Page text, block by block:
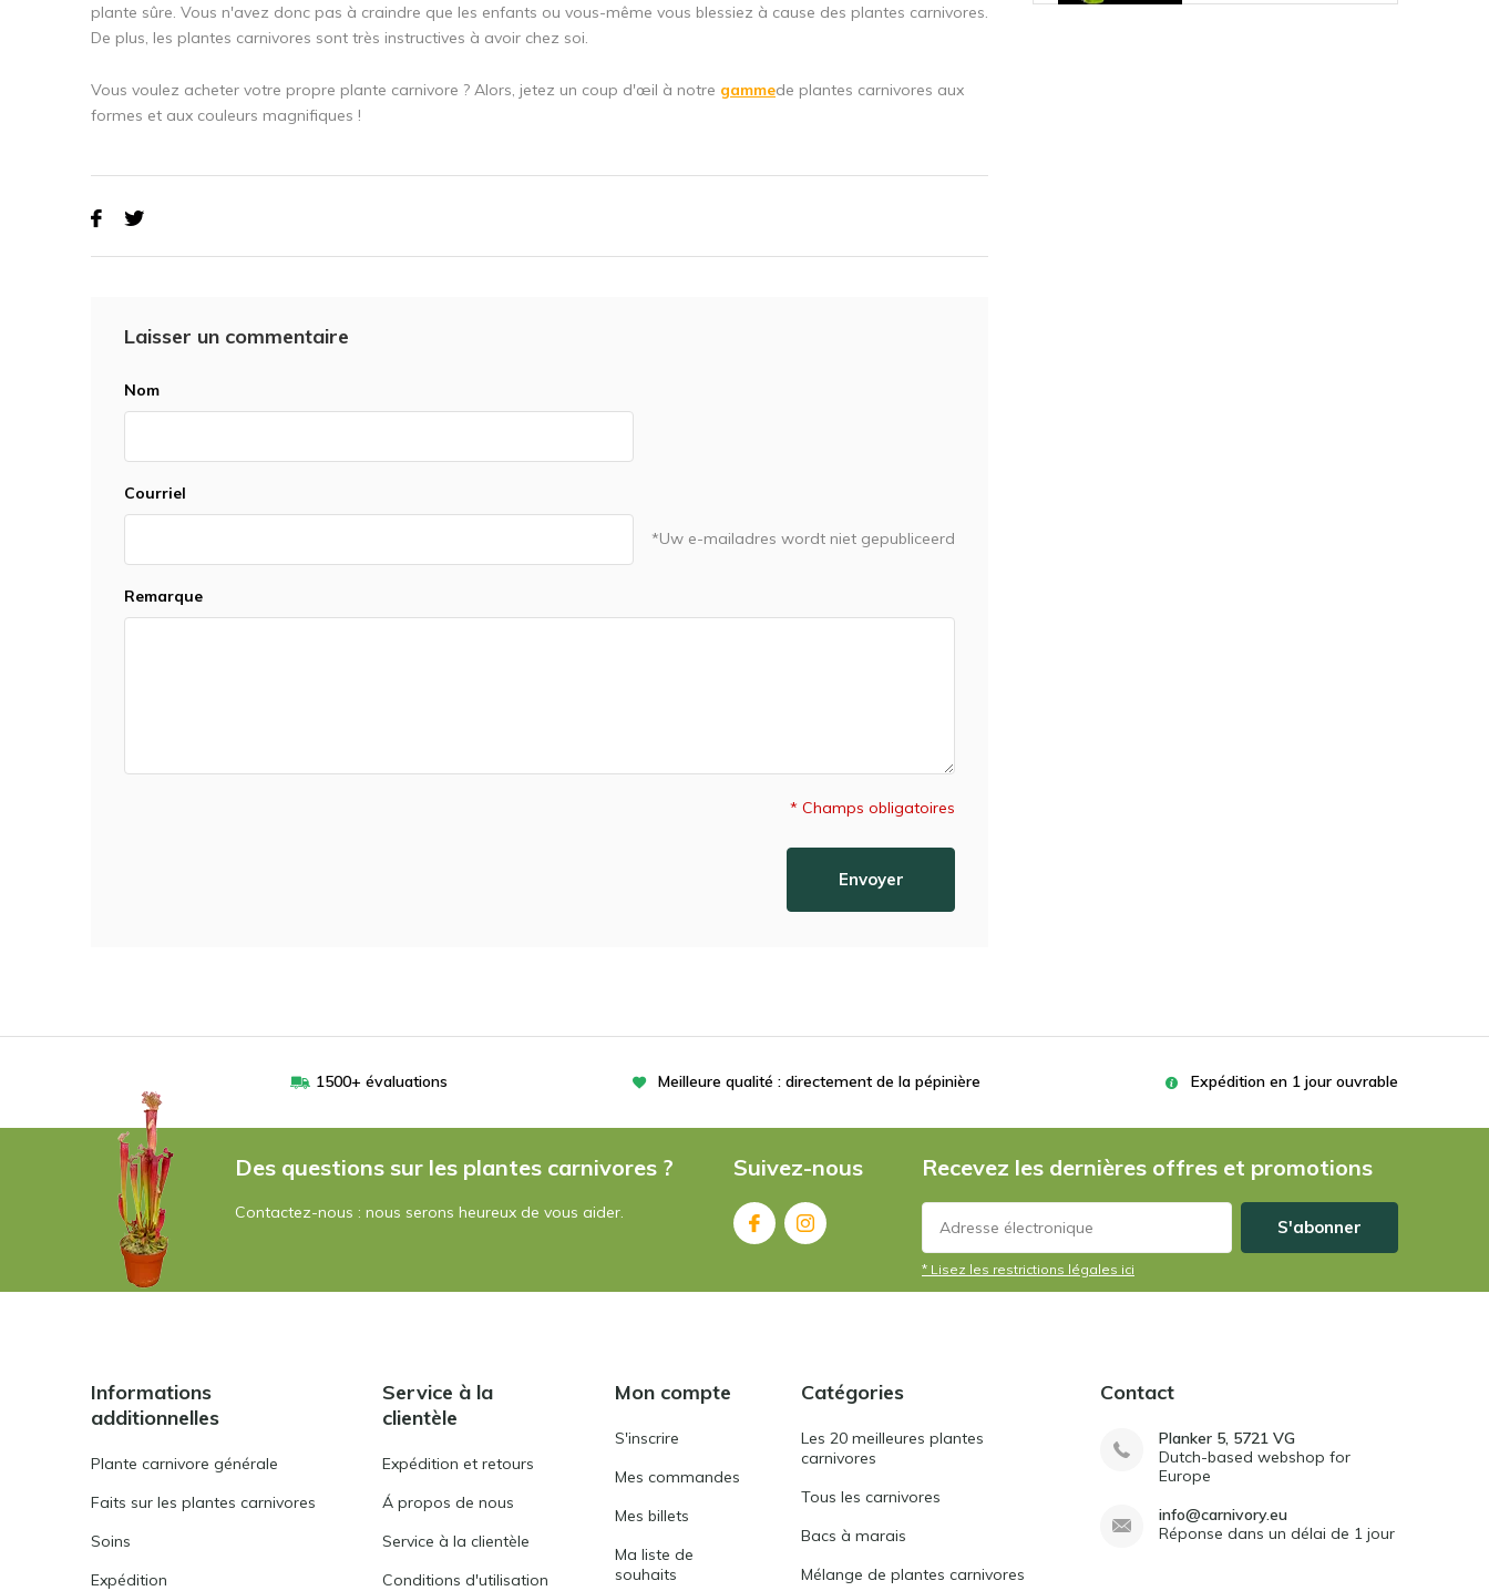
plante sûre. Vous n'avez donc pas à craindre que les enfants ou vous-même vous blessiez à cause des plantes carnivores.
De plus, les plantes carnivores sont très instructives à avoir chez soi.
Vous voulez acheter votre propre plante carnivore ? Alors, jetez un coup d'œil à notre gammede plantes carnivores aux
formes et aux couleurs magnifiques !
Laisser un commentaire
Nom
Courriel
*Uw e-mailadres wordt niet gepubliceerd
Remarque
* Champs obligatoires
Envoyer
ParNiels
1500+ évaluations Meilleure qualité : directement de la pépinière Expédition en 1 jour ouvrable
Des questions sur les plantes carnivores ?
Contactez-nous : nous serons heureux de vous aider.
Suivez-nous Recevez les dernières offres et promotions
S'abonner
* Lisez les restrictions légales ici
Informations
additionnelles
Plante carnivore générale
Faits sur les plantes carnivores
Soins
Expédition
Service à la
clientèle
Expédition et retours
Á propos de nous
Service à la clientèle
Conditions d'utilisation
Mon compte
S'inscrire
Mes commandes
Mes billets
Ma liste de
souhaits
Catégories
Les 20 meilleures plantes
carnivores
Tous les carnivores
Bacs à marais
Mélange de plantes carnivores
Contact
Planker 5, 5721 VG
Dutch-based webshop for
Europe
info@carnivory.eu
Réponse dans un délai de 1 jour